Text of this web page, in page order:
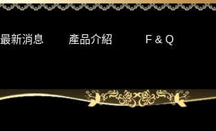
最新消息 產品介紹 F & Q